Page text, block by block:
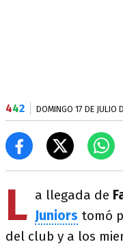
442 DOMINGO 17 DE JULIO
L a llegada de
Juniors tomó
del club y a los